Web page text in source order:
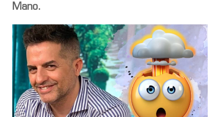
Mano.